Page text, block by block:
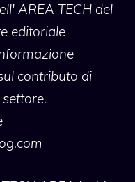
AREA TECH del
editoriale
contributo di